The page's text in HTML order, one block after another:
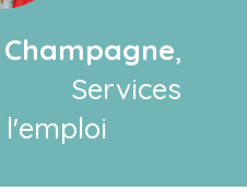
,
Services